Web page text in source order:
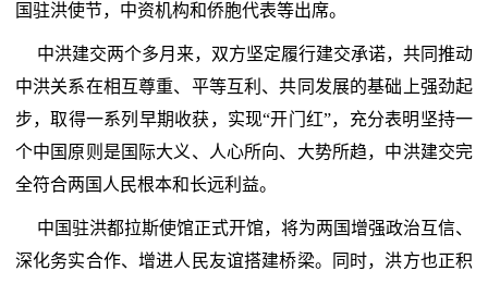
国驻洪使节，中资机构和侨胞代表等出席。
中洪建交两个多月来，双方坚定履行建交承诺，共同推动
中洪关系在相互尊重、平等互利、共同发展的基础上强劲起
步，取得一系列早期收获，实现“开门红”，充分表明坚持一
个中国原则是国际大义、人心所向、大势所趋，中洪建交完
全符合两国人民根本和长远利益。
中国驻洪都拉斯使馆正式开馆，将为两国增强政治互信、
深化务实合作、增进人民友谊搭建桥梁。同时，洪方也正积